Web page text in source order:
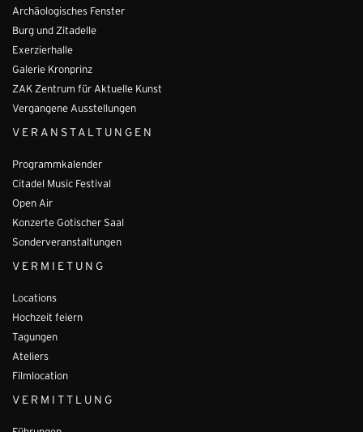
Archäologisches Fenster
Burg und Zitadelle
Exerzierhalle
Galerie Kronprinz
ZAK Zentrum für Aktuelle Kunst
Vergangene Ausstellungen
VERANSTALTUNGEN
Programmkalender
Citadel Music Festival
Open Air
Konzerte Gotischer Saal
Sonderveranstaltungen
VERMIETUNG
Locations
Hochzeit feiern
Tagungen
Ateliers
Filmlocation
VERMITTLUNG